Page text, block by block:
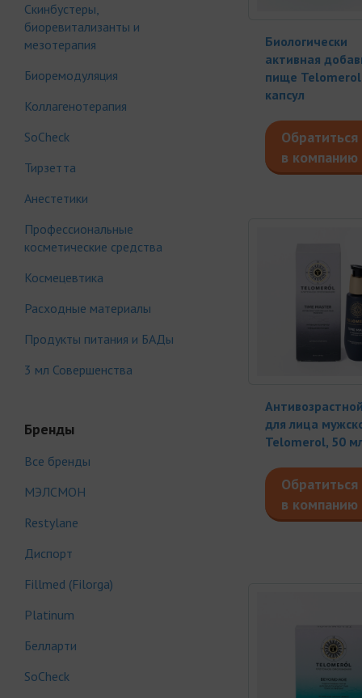
Скинбустеры,
биоревитализанты и
мезотерапия
Биоремодуляция
Коллагенотерапия
SoCheck
Тирзетта
Анестетики
Профессиональные
косметические средства
Космецевтика
Расходные материалы
Продукты питания и БАДы
3 мл Совершенства
Бренды
Все бренды
МЭЛСМОН
Restylane
Диспорт
Fillmed (Filorga)
Platinum
Белларти
SoCheck
Биологически
активная
пище
капсул
Обратиться
в компанию
для лица
Telomerol, 50
Обратиться
в компанию